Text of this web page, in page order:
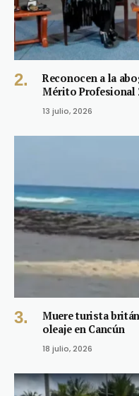
Reconocen a la
Mérito Profesional
13 julio, 2026
Muere turista
oleaje en Cancún
18 julio, 2026